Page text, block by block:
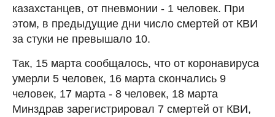
казахстанцев, от пневмонии - 1 человек. При
этом, в предыдущие дни число смертей от КВИ
за стуки не превышало 10.
Так, 15 марта сообщалось, что от коронавируса
умерли 5 человек, 16 марта скончались 9
человек, 17 марта - 8 человек, 18 марта
Минздрав зарегистрировал 7 смертей от КВИ,